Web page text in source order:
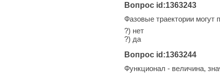
Вопрос id:1363243
Фазовые траектории могут
?) нет
?) да
Вопрос id:1363244
Функционал - величина,